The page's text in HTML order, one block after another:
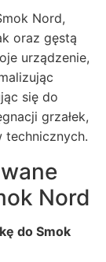
Nord,
oraz gęstą
urządzenie,
się do
grzałek,
technicznych.
Nord
do Smok